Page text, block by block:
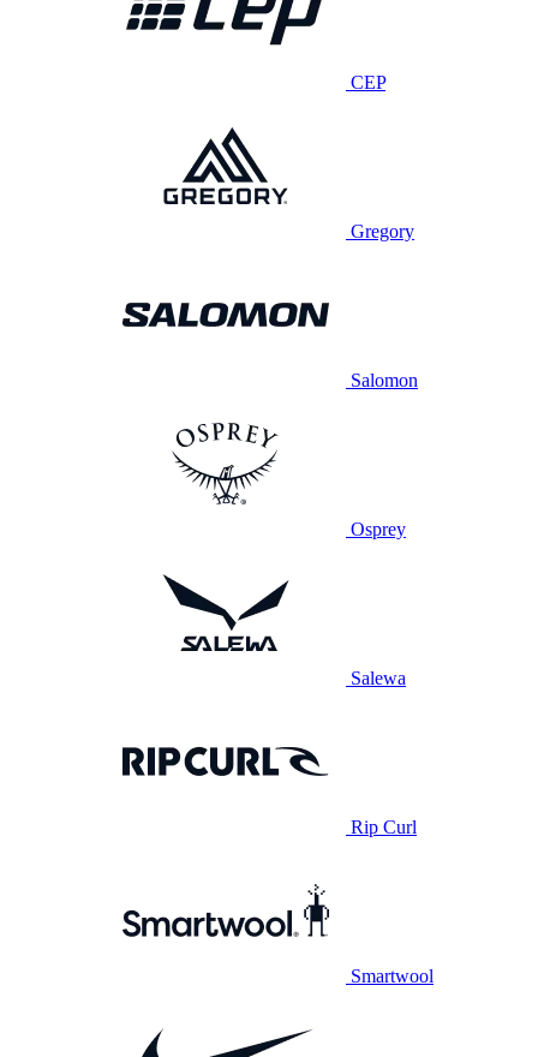
CEP
Gregory
Salomon
Osprey
Salewa
Rip Curl
Smartwool